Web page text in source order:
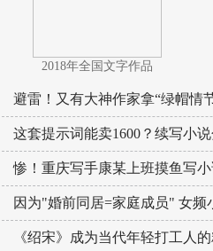
2018年全国文字作品
避雷！又有大神作家拿“绿帽情
这套提示词能卖1600？续写小
惨！重庆写手康某上班摸鱼写
因为"婚前同居=家庭成员" 女频
《绍宋》成为当代年轻打工人